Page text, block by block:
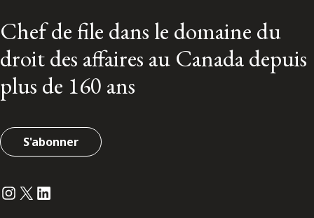
Chef de file dans le domaine du
droit des affaires au Canada depuis
plus de 160 ans
S'abonner
Instagram
Twitter
LinkedIn